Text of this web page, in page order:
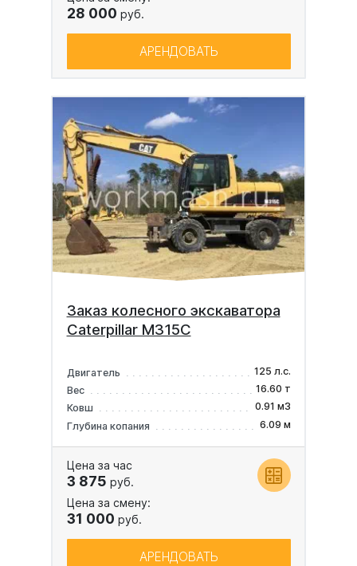
28 000 руб.
АРЕНДОВАТЬ
Заказ колесного экскаватора
Caterpillar M315C
Двигатель
125 л.с.
Вес
16.60 т
Ковш
0.91 м3
Глубина копания
6.09 м
Цена за час
3 875 руб.
Цена за смену:
31 000 руб.
АРЕНДОВАТЬ